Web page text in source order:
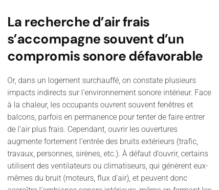
La recherche d’air frais
s’accompagne souvent d’un
compromis sonore défavorable
Or, dans un logement surchauffé, on constate plusieurs
impacts indirects sur l’environnement sonore intérieur. Face
à la chaleur, les occupants ouvrent souvent fenêtres et
balcons, parfois en permanence pour tenter de faire entrer
de l’air plus frais. Cependant, ouvrir les ouvertures
augmente fortement l’entrée des bruits extérieurs (trafic,
travaux, personnes, sirènes, etc.). À défaut d’ouvrir, certains
utilisent des ventilateurs ou climatiseurs, qui génèrent eux-
mêmes du bruit (moteurs, flux d’air), et peuvent donc